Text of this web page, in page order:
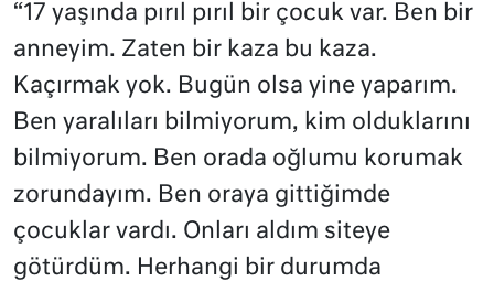
“17 yaşında pırıl pırıl bir çocuk var. Ben bir
anneyim. Zaten bir kaza bu kaza.
Kaçırmak yok. Bugün olsa yine yaparım.
Ben yaralıları bilmiyorum, kim olduklarını
bilmiyorum. Ben orada oğlumu korumak
zorundayım. Ben oraya gittiğimde
çocuklar vardı. Onları aldım siteye
götürdüm. Herhangi bir durumda